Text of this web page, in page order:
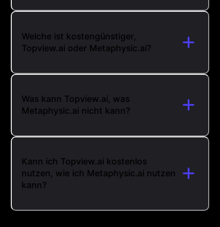
Welche ist kostengünstiger,
Topview.ai oder Metaphysic.ai?
Was kann Topview.ai, was
Metaphysic.ai nicht kann?
Kann ich Topview.ai kostenlos
nutzen, wie ich Metaphysic.ai nutzen
kann?